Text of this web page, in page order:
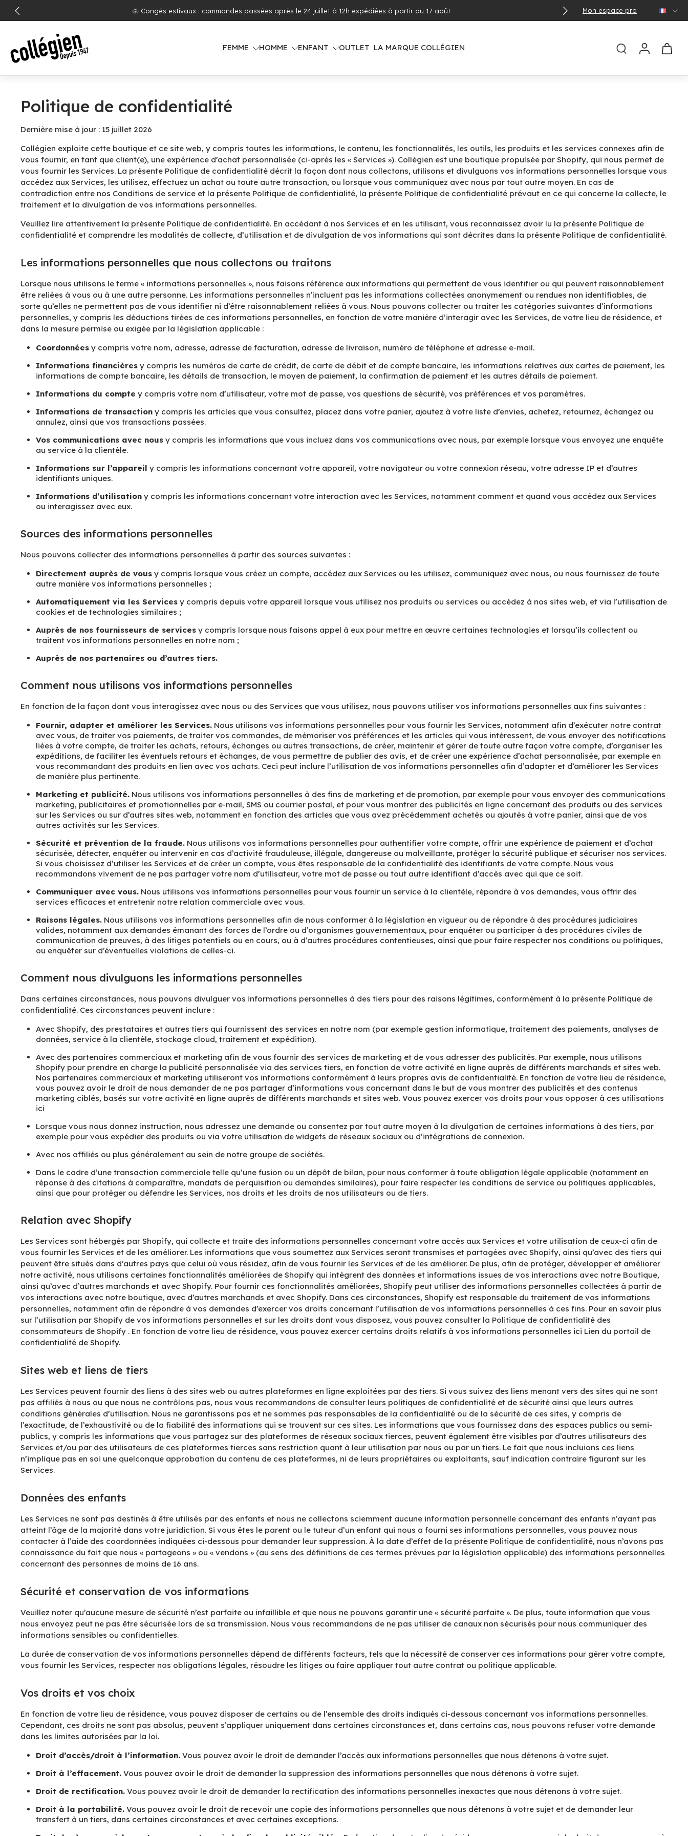
ALLER
AU
Mon espace pro
Livraison offerte dès 100€ d'achat (voir pays concernés) 🌞
FEMME HOMME ENFANT OUTLET LA MARQUE COLLÉGIEN
Politique de confidentialité
Dernière mise à jour : 15 juillet 2026
Collégien exploite cette boutique et ce site web, y compris toutes les informations, le contenu, les fonctionnalités, les outils, les produits et les services connexes afin de
vous fournir, en tant que client(e), une expérience d’achat personnalisée (ci-après les « Services »). Collégien est une boutique propulsée par Shopify, qui nous permet de
vous fournir les Services. La présente Politique de confidentialité décrit la façon dont nous collectons, utilisons et divulguons vos informations personnelles lorsque vous
accédez aux Services, les utilisez, effectuez un achat ou toute autre transaction, ou lorsque vous communiquez avec nous par tout autre moyen. En cas de
contradiction entre nos Conditions de service et la présente Politique de confidentialité, la présente Politique de confidentialité prévaut en ce qui concerne la collecte, le
traitement et la divulgation de vos informations personnelles.
Veuillez lire attentivement la présente Politique de confidentialité. En accédant à nos Services et en les utilisant, vous reconnaissez avoir lu la présente Politique de
confidentialité et comprendre les modalités de collecte, d’utilisation et de divulgation de vos informations qui sont décrites dans la présente Politique de confidentialité.
Les informations personnelles que nous collectons ou traitons
Lorsque nous utilisons le terme « informations personnelles », nous faisons référence aux informations qui permettent de vous identifier ou qui peuvent raisonnablement
être reliées à vous ou à une autre personne. Les informations personnelles n’incluent pas les informations collectées anonymement ou rendues non identifiables, de
sorte qu’elles ne permettent pas de vous identifier ni d’être raisonnablement reliées à vous. Nous pouvons collecter ou traiter les catégories suivantes d’informations
personnelles, y compris les déductions tirées de ces informations personnelles, en fonction de votre manière d’interagir avec les Services, de votre lieu de résidence, et
dans la mesure permise ou exigée par la législation applicable :
Coordonnées y compris votre nom, adresse, adresse de facturation, adresse de livraison, numéro de téléphone et adresse e-mail.
Informations financières y compris les numéros de carte de crédit, de carte de débit et de compte bancaire, les informations relatives aux cartes de paiement, les
informations de compte bancaire, les détails de transaction, le moyen de paiement, la confirmation de paiement et les autres détails de paiement.
Informations du compte y compris votre nom d’utilisateur, votre mot de passe, vos questions de sécurité, vos préférences et vos paramètres.
Informations de transaction y compris les articles que vous consultez, placez dans votre panier, ajoutez à votre liste d’envies, achetez, retournez, échangez ou
annulez, ainsi que vos transactions passées.
Vos communications avec nous y compris les informations que vous incluez dans vos communications avec nous, par exemple lorsque vous envoyez une enquête
au service à la clientèle.
Informations sur l’appareil y compris les informations concernant votre appareil, votre navigateur ou votre connexion réseau, votre adresse IP et d’autres
identifiants uniques.
Informations d’utilisation y compris les informations concernant votre interaction avec les Services, notamment comment et quand vous accédez aux Services
ou interagissez avec eux.
Sources des informations personnelles
Nous pouvons collecter des informations personnelles à partir des sources suivantes :
Directement auprès de vous y compris lorsque vous créez un compte, accédez aux Services ou les utilisez, communiquez avec nous, ou nous fournissez de toute
autre manière vos informations personnelles ;
Automatiquement via les Services y compris depuis votre appareil lorsque vous utilisez nos produits ou services ou accédez à nos sites web, et via l’utilisation de
cookies et de technologies similaires ;
Auprès de nos fournisseurs de services y compris lorsque nous faisons appel à eux pour mettre en œuvre certaines technologies et lorsqu’ils collectent ou
traitent vos informations personnelles en notre nom ;
Auprès de nos partenaires ou d’autres tiers.
Comment nous utilisons vos informations personnelles
En fonction de la façon dont vous interagissez avec nous ou des Services que vous utilisez, nous pouvons utiliser vos informations personnelles aux fins suivantes :
Fournir, adapter et améliorer les Services. Nous utilisons vos informations personnelles pour vous fournir les Services, notamment afin d’exécuter notre contrat
avec vous, de traiter vos paiements, de traiter vos commandes, de mémoriser vos préférences et les articles qui vous intéressent, de vous envoyer des notifications
liées à votre compte, de traiter les achats, retours, échanges ou autres transactions, de créer, maintenir et gérer de toute autre façon votre compte, d’organiser les
expéditions, de faciliter les éventuels retours et échanges, de vous permettre de publier des avis, et de créer une expérience d’achat personnalisée, par exemple en
vous recommandant des produits en lien avec vos achats. Ceci peut inclure l’utilisation de vos informations personnelles afin d’adapter et d’améliorer les Services
de manière plus pertinente.
Marketing et publicité. Nous utilisons vos informations personnelles à des fins de marketing et de promotion, par exemple pour vous envoyer des communications
marketing, publicitaires et promotionnelles par e-mail, SMS ou courrier postal, et pour vous montrer des publicités en ligne concernant des produits ou des services
sur les Services ou sur d’autres sites web, notamment en fonction des articles que vous avez précédemment achetés ou ajoutés à votre panier, ainsi que de vos
autres activités sur les Services.
Sécurité et prévention de la fraude. Nous utilisons vos informations personnelles pour authentifier votre compte, offrir une expérience de paiement et d’achat
sécurisée, détecter, enquêter ou intervenir en cas d’activité frauduleuse, illégale, dangereuse ou malveillante, protéger la sécurité publique et sécuriser nos services.
Si vous choisissez d’utiliser les Services et de créer un compte, vous êtes responsable de la confidentialité des identifiants de votre compte. Nous vous
recommandons vivement de ne pas partager votre nom d’utilisateur, votre mot de passe ou tout autre identifiant d’accès avec qui que ce soit.
Communiquer avec vous. Nous utilisons vos informations personnelles pour vous fournir un service à la clientèle, répondre à vos demandes, vous offrir des
services efficaces et entretenir notre relation commerciale avec vous.
Raisons légales. Nous utilisons vos informations personnelles afin de nous conformer à la législation en vigueur ou de répondre à des procédures judiciaires
valides, notamment aux demandes émanant des forces de l’ordre ou d’organismes gouvernementaux, pour enquêter ou participer à des procédures civiles de
communication de preuves, à des litiges potentiels ou en cours, ou à d’autres procédures contentieuses, ainsi que pour faire respecter nos conditions ou politiques,
ou enquêter sur d’éventuelles violations de celles-ci.
Comment nous divulguons les informations personnelles
Dans certaines circonstances, nous pouvons divulguer vos informations personnelles à des tiers pour des raisons légitimes, conformément à la présente Politique de
confidentialité. Ces circonstances peuvent inclure :
Avec Shopify, des prestataires et autres tiers qui fournissent des services en notre nom (par exemple gestion informatique, traitement des paiements, analyses de
données, service à la clientèle, stockage cloud, traitement et expédition).
Avec des partenaires commerciaux et marketing afin de vous fournir des services de marketing et de vous adresser des publicités. Par exemple, nous utilisons
Shopify pour prendre en charge la publicité personnalisée via des services tiers, en fonction de votre activité en ligne auprès de différents marchands et sites web.
Nos partenaires commerciaux et marketing utiliseront vos informations conformément à leurs propres avis de confidentialité. En fonction de votre lieu de résidence,
vous pouvez avoir le droit de nous demander de ne pas partager d’informations vous concernant dans le but de vous montrer des publicités et des contenus
marketing ciblés, basés sur votre activité en ligne auprès de différents marchands et sites web. Vous pouvez exercer vos droits pour vous opposer à ces utilisations
ici
Lorsque vous nous donnez instruction, nous adressez une demande ou consentez par tout autre moyen à la divulgation de certaines informations à des tiers, par
exemple pour vous expédier des produits ou via votre utilisation de widgets de réseaux sociaux ou d’intégrations de connexion.
Avec nos affiliés ou plus généralement au sein de notre groupe de sociétés.
Dans le cadre d’une transaction commerciale telle qu’une fusion ou un dépôt de bilan, pour nous conformer à toute obligation légale applicable (notamment en
réponse à des citations à comparaître, mandats de perquisition ou demandes similaires), pour faire respecter les conditions de service ou politiques applicables,
ainsi que pour protéger ou défendre les Services, nos droits et les droits de nos utilisateurs ou de tiers.
Relation avec Shopify
Les Services sont hébergés par Shopify, qui collecte et traite des informations personnelles concernant votre accès aux Services et votre utilisation de ceux-ci afin de
vous fournir les Services et de les améliorer. Les informations que vous soumettez aux Services seront transmises et partagées avec Shopify, ainsi qu’avec des tiers qui
peuvent être situés dans d’autres pays que celui où vous résidez, afin de vous fournir les Services et de les améliorer. De plus, afin de protéger, développer et améliorer
notre activité, nous utilisons certaines fonctionnalités améliorées de Shopify qui intègrent des données et informations issues de vos interactions avec notre Boutique,
ainsi qu’avec d’autres marchands et avec Shopify. Pour fournir ces fonctionnalités améliorées, Shopify peut utiliser des informations personnelles collectées à partir de
vos interactions avec notre boutique, avec d’autres marchands et avec Shopify. Dans ces circonstances, Shopify est responsable du traitement de vos informations
personnelles, notamment afin de répondre à vos demandes d’exercer vos droits concernant l’utilisation de vos informations personnelles à ces fins. Pour en savoir plus
sur l’utilisation par Shopify de vos informations personnelles et sur les droits dont vous disposez, vous pouvez consulter la Politique de confidentialité des
consommateurs de Shopify . En fonction de votre lieu de résidence, vous pouvez exercer certains droits relatifs à vos informations personnelles ici Lien du portail de
confidentialité de Shopify.
Sites web et liens de tiers
Les Services peuvent fournir des liens à des sites web ou autres plateformes en ligne exploitées par des tiers. Si vous suivez des liens menant vers des sites qui ne sont
pas affiliés à nous ou que nous ne contrôlons pas, nous vous recommandons de consulter leurs politiques de confidentialité et de sécurité ainsi que leurs autres
conditions générales d’utilisation. Nous ne garantissons pas et ne sommes pas responsables de la confidentialité ou de la sécurité de ces sites, y compris de
l’exactitude, de l’exhaustivité ou de la fiabilité des informations qui se trouvent sur ces sites. Les informations que vous fournissez dans des espaces publics ou semi-
publics, y compris les informations que vous partagez sur des plateformes de réseaux sociaux tierces, peuvent également être visibles par d’autres utilisateurs des
Services et/ou par des utilisateurs de ces plateformes tierces sans restriction quant à leur utilisation par nous ou par un tiers. Le fait que nous incluions ces liens
n’implique pas en soi une quelconque approbation du contenu de ces plateformes, ni de leurs propriétaires ou exploitants, sauf indication contraire figurant sur les
Services.
Données des enfants
Les Services ne sont pas destinés à être utilisés par des enfants et nous ne collectons sciemment aucune information personnelle concernant des enfants n’ayant pas
atteint l’âge de la majorité dans votre juridiction. Si vous êtes le parent ou le tuteur d’un enfant qui nous a fourni ses informations personnelles, vous pouvez nous
contacter à l’aide des coordonnées indiquées ci-dessous pour demander leur suppression. À la date d’effet de la présente Politique de confidentialité, nous n’avons pas
connaissance du fait que nous « partageons » ou « vendons » (au sens des définitions de ces termes prévues par la législation applicable) des informations personnelles
concernant des personnes de moins de 16 ans.
Sécurité et conservation de vos informations
Veuillez noter qu’aucune mesure de sécurité n’est parfaite ou infaillible et que nous ne pouvons garantir une « sécurité parfaite ». De plus, toute information que vous
nous envoyez peut ne pas être sécurisée lors de sa transmission. Nous vous recommandons de ne pas utiliser de canaux non sécurisés pour nous communiquer des
informations sensibles ou confidentielles.
La durée de conservation de vos informations personnelles dépend de différents facteurs, tels que la nécessité de conserver ces informations pour gérer votre compte,
vous fournir les Services, respecter nos obligations légales, résoudre les litiges ou faire appliquer tout autre contrat ou politique applicable.
Vos droits et vos choix
En fonction de votre lieu de résidence, vous pouvez disposer de certains ou de l’ensemble des droits indiqués ci-dessous concernant vos informations personnelles.
Cependant, ces droits ne sont pas absolus, peuvent s’appliquer uniquement dans certaines circonstances et, dans certains cas, nous pouvons refuser votre demande
dans les limites autorisées par la loi.
Droit d’accès/droit à l’information. Vous pouvez avoir le droit de demander l’accès aux informations personnelles que nous détenons à votre sujet.
Droit à l’effacement. Vous pouvez avoir le droit de demander la suppression des informations personnelles que nous détenons à votre sujet.
Droit de rectification. Vous pouvez avoir le droit de demander la rectification des informations personnelles inexactes que nous détenons à votre sujet.
Droit à la portabilité. Vous pouvez avoir le droit de recevoir une copie des informations personnelles que nous détenons à votre sujet et de demander leur
transfert à un tiers, dans certaines circonstances et avec certaines exceptions.